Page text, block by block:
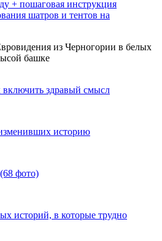
+ пошаговая инструкция
шатров и тентов на
из Черногории в белых
башке
здравый смысл
историю
фото)
историй, в которые трудно